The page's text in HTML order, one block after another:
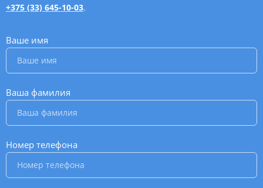
+375 (33) 645-10-03.
Ваше имя
Ваша фамилия
Номер телефона